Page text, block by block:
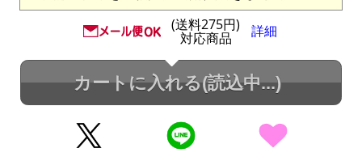
(送料275円)
対応商品 詳細
カートに入れる(読込中...)